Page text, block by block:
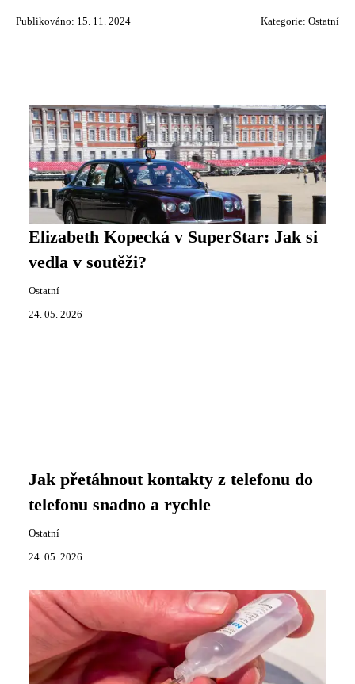
Publikováno: 15. 11. 2024 Kategorie: Ostatní
Elizabeth Kopecká v SuperStar: Jak si
vedla v soutěži?
Ostatní
24. 05. 2026
Jak přetáhnout kontakty z telefonu do
telefonu snadno a rychle
Ostatní
24. 05. 2026